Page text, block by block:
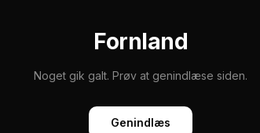
Fornland
Noget gik galt. Prøv at genindlæse siden.
Genindlæs